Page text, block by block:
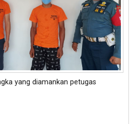
yang diamankan petugas